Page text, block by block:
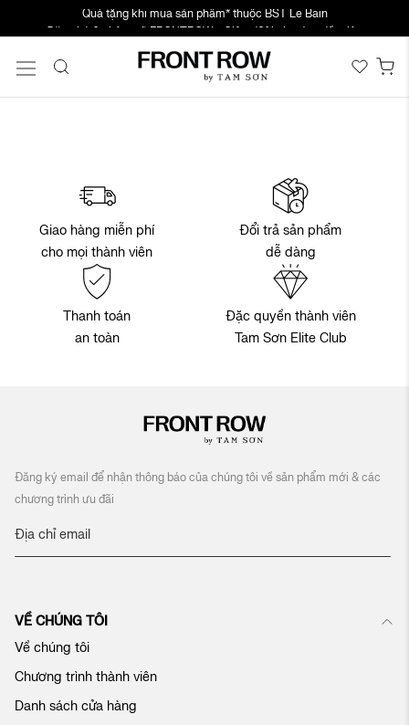
Quà tặng khi mua sản phẩm* thuộc BST Le Bain
Đăng ký & nhập mã FRONTROW - Giảm 10% cho đơn đầu tiên
đến
dung
Giao hàng miễn phí
cho mọi thành viên
Đổi trả sản phẩm
dễ dàng
Thanh toán
an toàn
Đặc quyền thành viên
Tam Sơn Elite Club
Đăng ký email để nhận thông báo của chúng tôi về sản phẩm mới & các
chương trình ưu đãi
Đ
ý
n
ậ
n
b
VỀ CHÚNG TÔI
Về chúng tôi
Chương trình thành viên
Danh sách cửa hàng